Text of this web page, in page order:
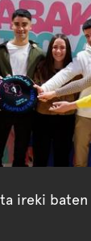
ireki baten